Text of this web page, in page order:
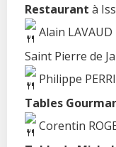
Restaurant à
Alain LAVAUD
Saint Pierre de
Philippe
Tables
Corentin